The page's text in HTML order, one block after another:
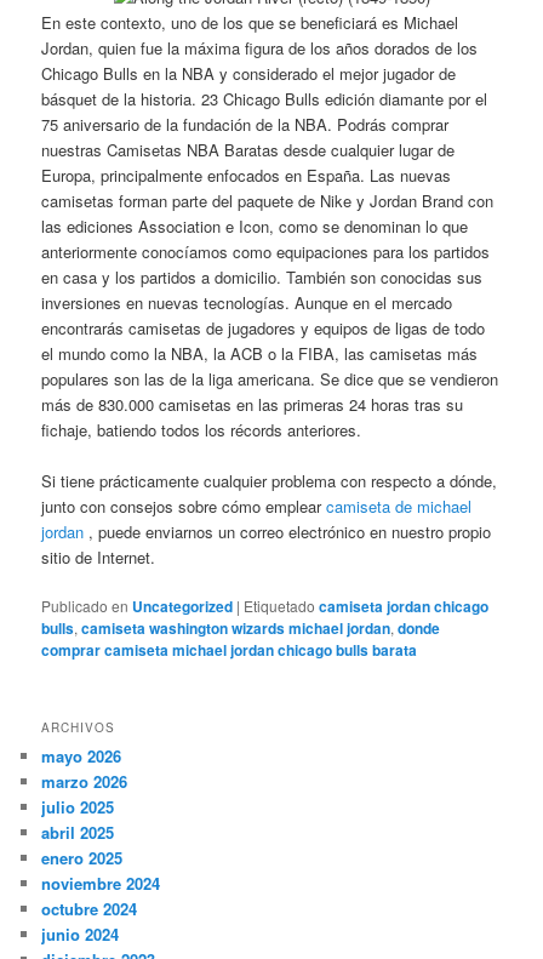
En este contexto, uno de los que se beneficiará es Michael
Jordan, quien fue la máxima figura de los años dorados de los
Chicago Bulls en la NBA y considerado el mejor jugador de
básquet de la historia. 23 Chicago Bulls edición diamante por el
75 aniversario de la fundación de la NBA. Podrás comprar
nuestras Camisetas NBA Baratas desde cualquier lugar de
Europa, principalmente enfocados en España. Las nuevas
camisetas forman parte del paquete de Nike y Jordan Brand con
las ediciones Association e Icon, como se denominan lo que
anteriormente conocíamos como equipaciones para los partidos
en casa y los partidos a domicilio. También son conocidas sus
inversiones en nuevas tecnologías. Aunque en el mercado
encontrarás camisetas de jugadores y equipos de ligas de todo
el mundo como la NBA, la ACB o la FIBA, las camisetas más
populares son las de la liga americana. Se dice que se vendieron
más de 830.000 camisetas en las primeras 24 horas tras su
fichaje, batiendo todos los récords anteriores.
Si tiene prácticamente cualquier problema con respecto a dónde,
junto con consejos sobre cómo emplearcamiseta de michael
jordan , puede enviarnos un correo electrónico en nuestro propio
sitio de Internet.
Publicado en Uncategorized | Etiquetado camiseta jordan chicago
bulls,camiseta washington wizards michael jordan,donde
comprar camiseta michael jordan chicago bulls barata
ARCHIVOS
mayo 2026
marzo 2026
julio 2025
abril 2025
enero 2025
noviembre 2024
octubre 2024
junio 2024